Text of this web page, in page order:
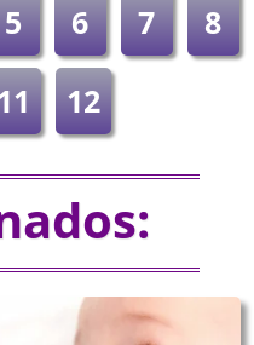
5 6 7
8
12